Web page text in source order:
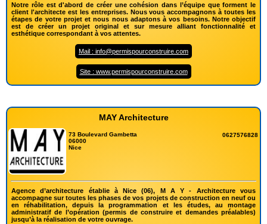
Notre rôle est d'abord de créer une cohésion dans l’équipe que forment le
client l'architecte est les entreprises. Nous vous accompagnons à toutes les
étapes de votre projet et nous nous adaptons à vos besoins. Notre objectif
est de créer un projet original et sur mesure alliant fonctionnalité et
esthétique correspondant à vos attentes.
Mail : info@permispourconstruire.com
Site : www.permispourconstruire.com
MAY Architecture
73 Boulevard Gambetta
06000
Nice
0627576828
Agence d’architecture établie à Nice (06), M A Y - Architecture vous
accompagne sur toutes les phases de vos projets de construction en neuf ou
en réhabilitation, depuis la programmation et les études, au montage
administratif de l’opération (permis de construire et demandes préalables)
jusqu’à la réalisation de votre ouvrage.